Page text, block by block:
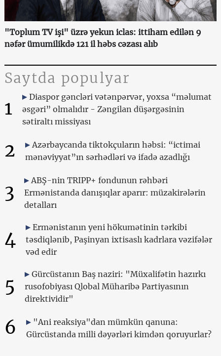
"Toplum TV işi" üzrə yekun iclas: ittiham edilən 9
nəfər ümumilikdə 121 il həbs cəzası alıb
Saytda populyar
1
Diaspor gəncləri vətənpərvər, yoxsa “məlumat
əsgəri” olmalıdır - Zəngilan düşərgəsinin
sətiraltı missiyası
2
Azərbaycanda tiktokçuların həbsi: “ictimai
mənəviyyat”ın sərhədləri və ifadə azadlığı
3
ABŞ-nin TRIPP+ fondunun rəhbəri
Ermənistanda danışıqlar aparır: müzakirələrin
detalları
4
Ermənistanın yeni hökumətinin tərkibi
təsdiqlənib, Paşinyan ixtisaslı kadrlara vəzifələr
vəd edir
5
Gürcüstanın Baş naziri: "Müxalifətin hazırkı
rusofobiyası Qlobal Müharibə Partiyasının
direktividir"
6
"Ani reaksiya"dan mümkün qanuna:
Gürcüstanda milli dəyərləri kimdən qoruyurlar?